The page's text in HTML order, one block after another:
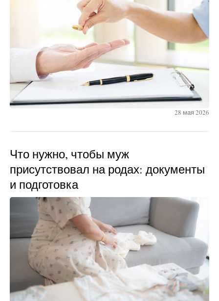
28 мая 2026
Что нужно, чтобы муж
присутствовал на родах: документы
и подготовка